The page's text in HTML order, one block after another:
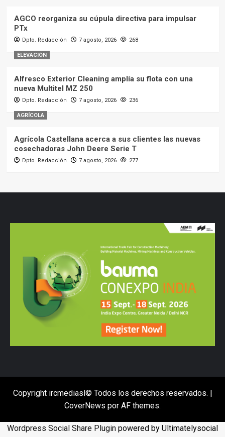
AGCO reorganiza su cúpula directiva para impulsar
PTx
Dpto. Redacción 7 agosto, 2026 268
ELEVACIÓN
Alfresco Exterior Cleaning amplía su flota con una
nueva Multitel MZ 250
Dpto. Redacción 7 agosto, 2026 236
AGRÍCOLA
Agrícola Castellana acerca a sus clientes las nuevas
cosechadoras John Deere Serie T
Dpto. Redacción 7 agosto, 2026 277
Copyright ircmediasl© Todos los derechos reservados. |
CoverNews por AF themes.
Wordpress Social Share Plugin powered by Ultimatelysocial